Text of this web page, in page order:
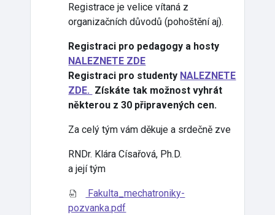
Registrace je velice vítaná z
organizačních důvodů (pohoštění aj).
Registraci pro pedagogy a hosty
NALEZNETE ZDE
Registraci pro studenty NALEZNETE
ZDE. Získáte tak možnost vyhrát
některou z 30 připravených cen.
Za celý tým vám děkuje a srdečně zve
RNDr. Klára Císařová, Ph.D.
a její tým
Fakulta_mechatroniky-
pozvanka.pdf